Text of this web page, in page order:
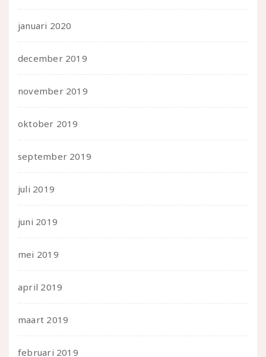
januari 2020
december 2019
november 2019
oktober 2019
september 2019
juli 2019
juni 2019
mei 2019
april 2019
maart 2019
februari 2019